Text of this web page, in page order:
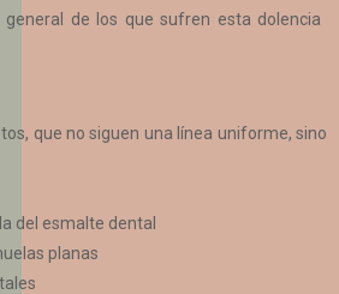
de los que sufren esta dolencia
que no siguen una línea uniforme, sino
del esmalte dental
planas